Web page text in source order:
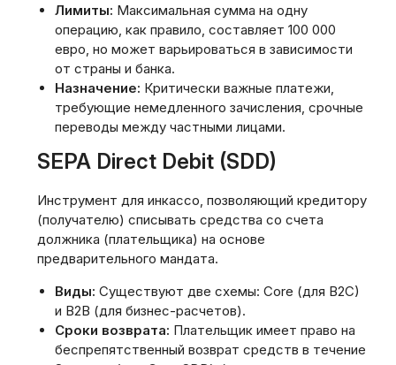
Лимиты: Максимальная сумма на одну
операцию‚ как правило‚ составляет 100 000
евро‚ но может варьироваться в зависимости
от страны и банка.
Назначение: Критически важные платежи‚
требующие немедленного зачисления‚ срочные
переводы между частными лицами.
SEPA Direct Debit (SDD)
Инструмент для инкассо‚ позволяющий кредитору
(получателю) списывать средства со счета
должника (плательщика) на основе
предварительного мандата.
Виды: Существуют две схемы: Core (для B2C)
и B2B (для бизнес-расчетов).
Сроки возврата: Плательщик имеет право на
беспрепятственный возврат средств в течение